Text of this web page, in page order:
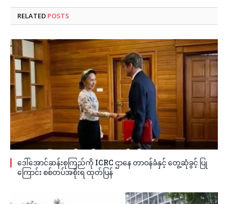
RELATED POSTS
ဒေါ်အောင်ဆန်းစုကြည်ကို ICRC ဌာနေ တာဝန်ခံနှင့် တွေ့ဆုံခွင့် ပြု
ကြောင်း စစ်တပ်အစိုးရ ထုတ်ပြန်